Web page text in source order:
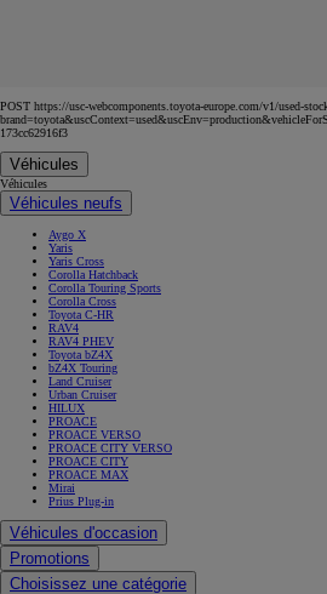
POST https://usc-webcomponents.toyota-europe.com/v1/used-
173cc62916f3
Véhicules
Véhicules
Véhicules neufs
Aygo X
Yaris
Yaris Cross
Corolla Hatchback
Corolla Touring Sports
Corolla Cross
Toyota C-HR
RAV4
RAV4 PHEV
Toyota bZ4X
bZ4X Touring
Land Cruiser
Urban Cruiser
HILUX
PROACE
PROACE VERSO
PROACE CITY VERSO
PROACE CITY
PROACE MAX
Mirai
Prius Plug-in
Véhicules d'occasion
Promotions
Choisissez une catégorie